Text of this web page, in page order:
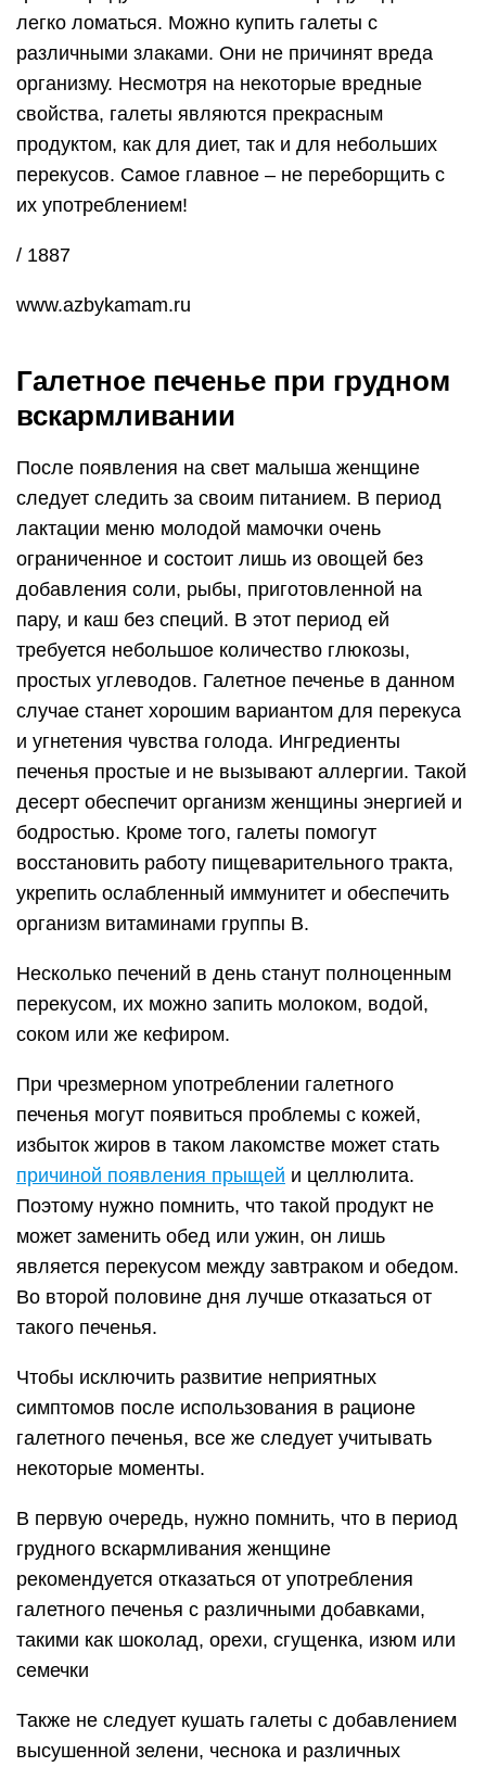
легко ломаться. Можно купить галеты с
различными злаками. Они не причинят вреда
организму. Несмотря на некоторые вредные
свойства, галеты являются прекрасным
продуктом, как для диет, так и для небольших
перекусов. Самое главное – не переборщить с
их употреблением!
/ 1887
www.azbykamam.ru
Галетное печенье при грудном
вскармливании
После появления на свет малыша женщине
следует следить за своим питанием. В период
лактации меню молодой мамочки очень
ограниченное и состоит лишь из овощей без
добавления соли, рыбы, приготовленной на
пару, и каш без специй. В этот период ей
требуется небольшое количество глюкозы,
простых углеводов. Галетное печенье в данном
случае станет хорошим вариантом для перекуса
и угнетения чувства голода. Ингредиенты
печенья простые и не вызывают аллергии. Такой
десерт обеспечит организм женщины энергией и
бодростью. Кроме того, галеты помогут
восстановить работу пищеварительного тракта,
укрепить ослабленный иммунитет и обеспечить
организм витаминами группы В.
Несколько печений в день станут полноценным
перекусом, их можно запить молоком, водой,
соком или же кефиром.
При чрезмерном употреблении галетного
печенья могут появиться проблемы с кожей,
избыток жиров в таком лакомстве может стать
причиной появления прыщей и целлюлита.
Поэтому нужно помнить, что такой продукт не
может заменить обед или ужин, он лишь
является перекусом между завтраком и обедом.
Во второй половине дня лучше отказаться от
такого печенья.
Чтобы исключить развитие неприятных
симптомов после использования в рационе
галетного печенья, все же следует учитывать
некоторые моменты.
В первую очередь, нужно помнить, что в период
грудного вскармливания женщине
рекомендуется отказаться от употребления
галетного печенья с различными добавками,
такими как шоколад, орехи, сгущенка, изюм или
семечки
Также не следует кушать галеты с добавлением
высушенной зелени, чеснока и различных